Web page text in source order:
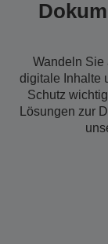
Wandeln Sie
digitale Inhalte
Schutz
Lösungen zur